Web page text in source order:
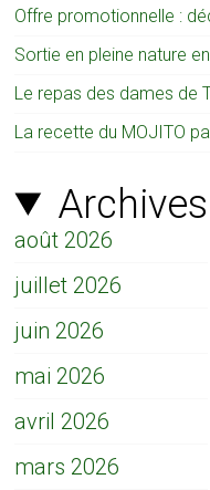
Offre promotionnelle :
Sortie en pleine nature
Le repas des dames de
La recette du MOJITO
Archives
août 2026
juillet 2026
juin 2026
mai 2026
avril 2026
mars 2026